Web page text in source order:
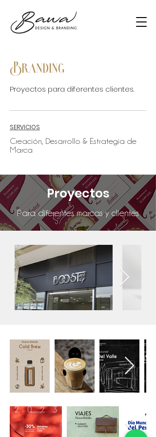
Branding
Proyectos para diferentes clientes.
SERVICIOS
Creación, Desarrollo & Estrategia de
Marca
Proyectos
Para diferentes marcas y clientes